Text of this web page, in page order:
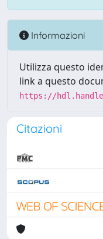
Informazioni
Utilizza questo
link a questo
https://
Citazioni